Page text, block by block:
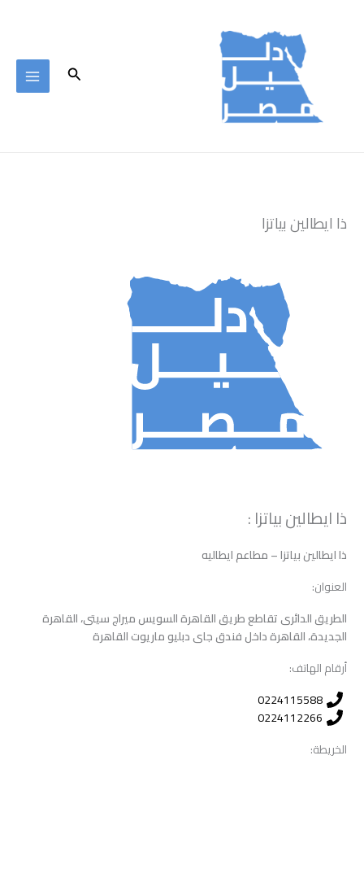
البحث
ذا ايطالين بياتزا
ذا ايطالين بياتزا :
ذا ايطالين بياتزا – مطاعم ايطاليه
العنوان:
الطريق الدائرى تقاطع طريق القاهرة السويس ميراج سيتى، القاهرة
الجديدة، القاهرة داخل فندق جاى دبليو ماريوت القاهرة
أرقام الهاتف:
0224115588
0224112266
الخريطة: